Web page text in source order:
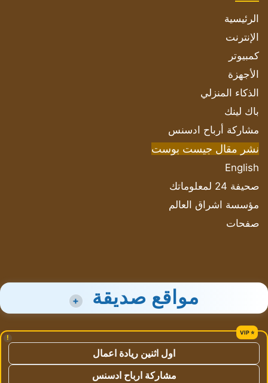
الرئيسية
الإنترنت
كمبيوتر
الأجهزة
الذكاء المنزلي
باك لينك
مشاركة أرباح ادسنس
نشر مقال جيست بوست
English
صحيفة 24 لمعلوماتك
مؤسسة اشراق العالم
صفحات
مواقع صديقة +
!
اول اثنين ريادة اعمال
مشاركة ارباح ادسنس